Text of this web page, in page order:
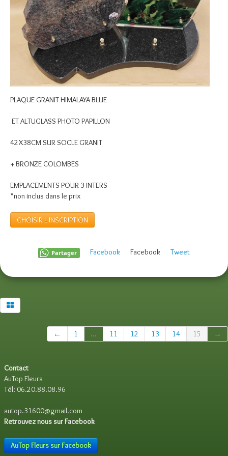
PLAQUE GRANIT HIMALAYA BLUE
ET ALTUGLASS PHOTO PAPILLON
42X38CM SUR SOCLE GRANIT
+ BRONZE COLOMBES
EMPLACEMENTS POUR 3 INTERS
*non inclus dans le prix
CHOISIR L INSCRIPTION
Partager Facebook Facebook Tweet
← 1 ... 11 12 13 14 15 →
Contact
AuTop Fleurs
Tél: 06.20.88.08.96
autop.31600@gmail.com
Retrouvez nous sur Facebook
AuTop Fleurs sur Facebook